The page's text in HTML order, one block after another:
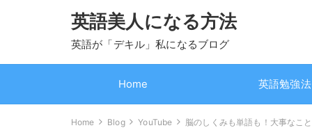
英語美人になる方法
英語が「デキル」私になるブログ
Home 英語勉強法
Home Blog YouTube 脳のしくみも単語も！大事なこ